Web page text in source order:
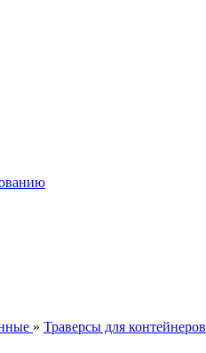
» Траверсы для контейнеров